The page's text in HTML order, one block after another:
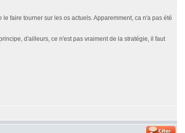
faire tourner sur les os actuels. Apparemment, ca n'a pas été
d'ailleurs, ce n'est pas vraiment de la stratégie, il faut